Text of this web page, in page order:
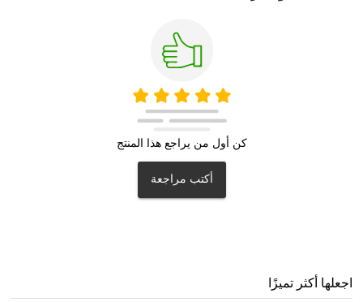
كن أول من يراجع هذا المنتج
أكتب مراجعة
اجعلها أكثر تميزًا